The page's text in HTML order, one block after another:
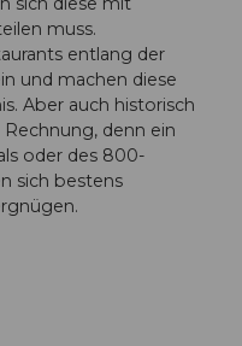
muss.
entlang der
und machen diese
Aber auch historisch
denn ein
oder des 800-
sich bestens